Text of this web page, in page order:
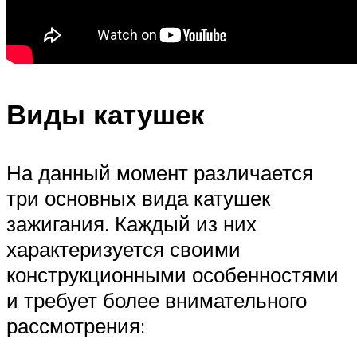
Виды катушек
На данный момент различается
три основных вида катушек
зажигания. Каждый из них
характеризуется своими
конструкционными особенностями
и требует более внимательного
рассмотрения: